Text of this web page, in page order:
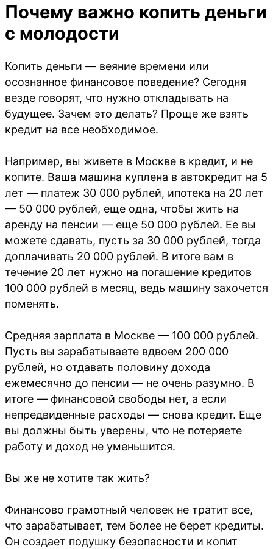
Почему важно копить деньги
с молодости
Копить деньги — веяние времени или
осознанное финансовое поведение? Сегодня
везде говорят, что нужно откладывать на
будущее. Зачем это делать? Проще же взять
кредит на все необходимое.
Например, вы живете в Москве в кредит, и не
копите. Ваша машина куплена в автокредит на 5
лет — платеж 30 000 рублей, ипотека на 20 лет
— 50 000 рублей, еще одна, чтобы жить на
аренду на пенсии — еще 50 000 рублей. Ее вы
можете сдавать, пусть за 30 000 рублей, тогда
доплачивать 20 000 рублей. В итоге вам в
течение 20 лет нужно на погашение кредитов
100 000 рублей в месяц, ведь машину захочется
поменять.
Средняя зарплата в Москве — 100 000 рублей.
Пусть вы зарабатываете вдвоем 200 000
рублей, но отдавать половину дохода
ежемесячно до пенсии — не очень разумно. В
итоге — финансовой свободы нет, а если
непредвиденные расходы — снова кредит. Еще
вы должны быть уверены, что не потеряете
работу и доход не уменьшится.
Вы же не хотите так жить?
Финансово грамотный человек не тратит все,
что зарабатывает, тем более не берет кредиты.
Он создает подушку безопасности и копит